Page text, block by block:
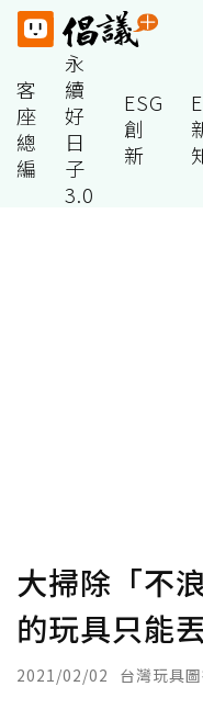
客
座
總
編
永
續
好
日
子
3.0
ESG
創
新
大掃除「不
的玩具只能
2021/02/02 台灣玩具